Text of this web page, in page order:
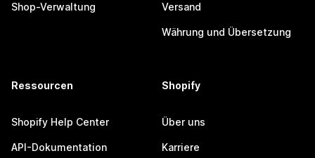
Shop-Verwaltung Versand
Währung und Übersetzung
Ressourcen
Shopify Help Center
API-Dokumentation
Shopify
Über uns
Karriere